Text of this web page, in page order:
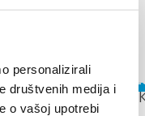
personalizirali
društvenih medija i
o vašoj upotrebi
8 maja